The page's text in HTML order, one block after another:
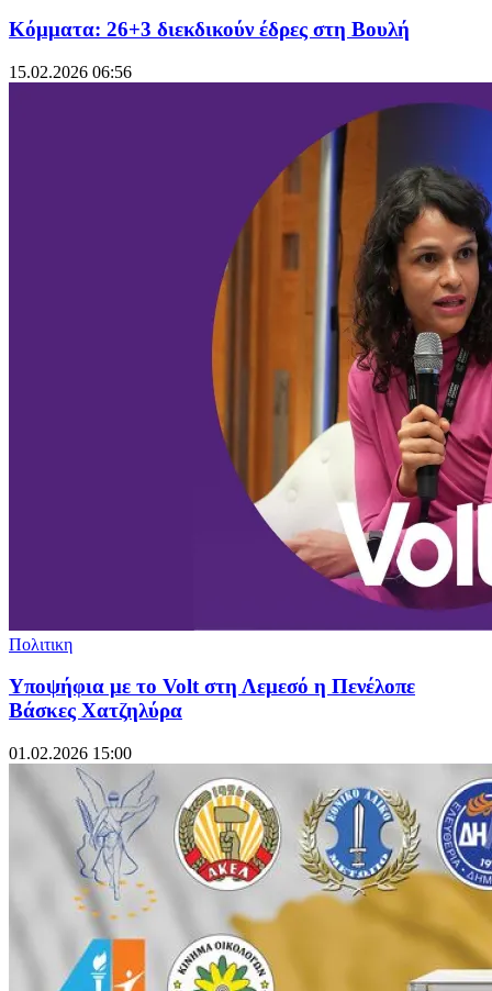
Κόμματα: 26+3 διεκδικούν έδρες στη Βουλή
15.02.2026 06:56
Πολιτικη
Υποψήφια με το Volt στη Λεμεσό η Πενέλοπε
Βάσκες Χατζηλύρα
01.02.2026 15:00